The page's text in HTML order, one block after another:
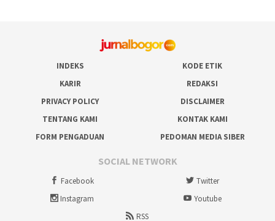
INDEKS
KODE ETIK
KARIR
REDAKSI
PRIVACY POLICY
DISCLAIMER
TENTANG KAMI
KONTAK KAMI
FORM PENGADUAN
PEDOMAN MEDIA SIBER
SOCIAL NETWORK
Facebook
Twitter
Instagram
Youtube
RSS